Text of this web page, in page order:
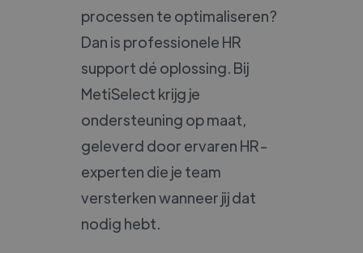
processen te optimaliseren?
Dan is professionele HR
support dé oplossing. Bij
MetiSelect krijg je
ondersteuning op maat,
geleverd door ervaren HR-
experten die je team
versterken wanneer jij dat
nodig hebt.